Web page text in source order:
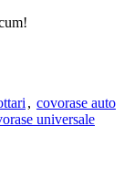
, covorase auto
universale